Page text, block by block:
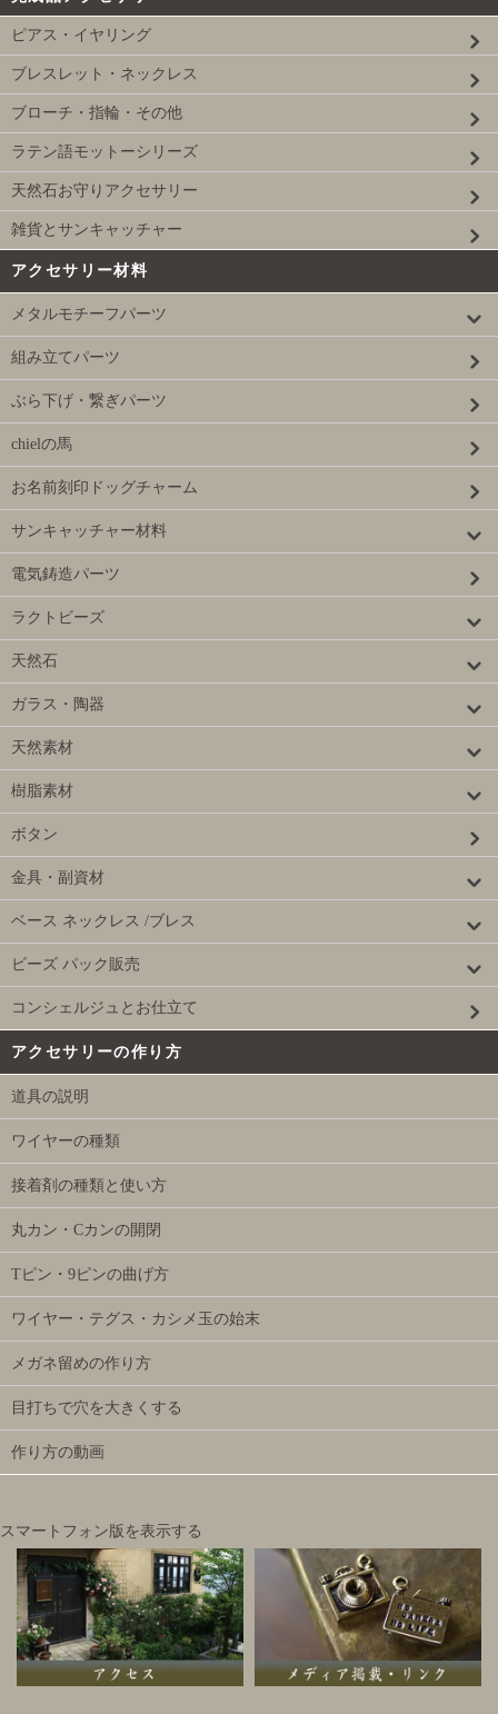
ピアス・イヤリング
ブレスレット・ネックレス
ブローチ・指輪・その他
ラテン語モットーシリーズ
天然石お守りアクセサリー
雑貨とサンキャッチャー
アクセサリー材料
メタルモチーフパーツ
組み立てパーツ
ぶら下げ・繋ぎパーツ
chielの馬
お名前刻印ドッグチャーム
サンキャッチャー材料
電気鋳造パーツ
ラクトビーズ
天然石
ガラス・陶器
天然素材
樹脂素材
ボタン
金具・副資材
ベース ネックレス /ブレス
ビーズ パック販売
コンシェルジュとお仕立て
アクセサリーの作り方
道具の説明
ワイヤーの種類
接着剤の種類と使い方
丸カン・Cカンの開閉
Tピン・9ピンの曲げ方
ワイヤー・テグス・カシメ玉の始末
メガネ留めの作り方
目打ちで穴を大きくする
作り方の動画
スマートフォン版を表示する